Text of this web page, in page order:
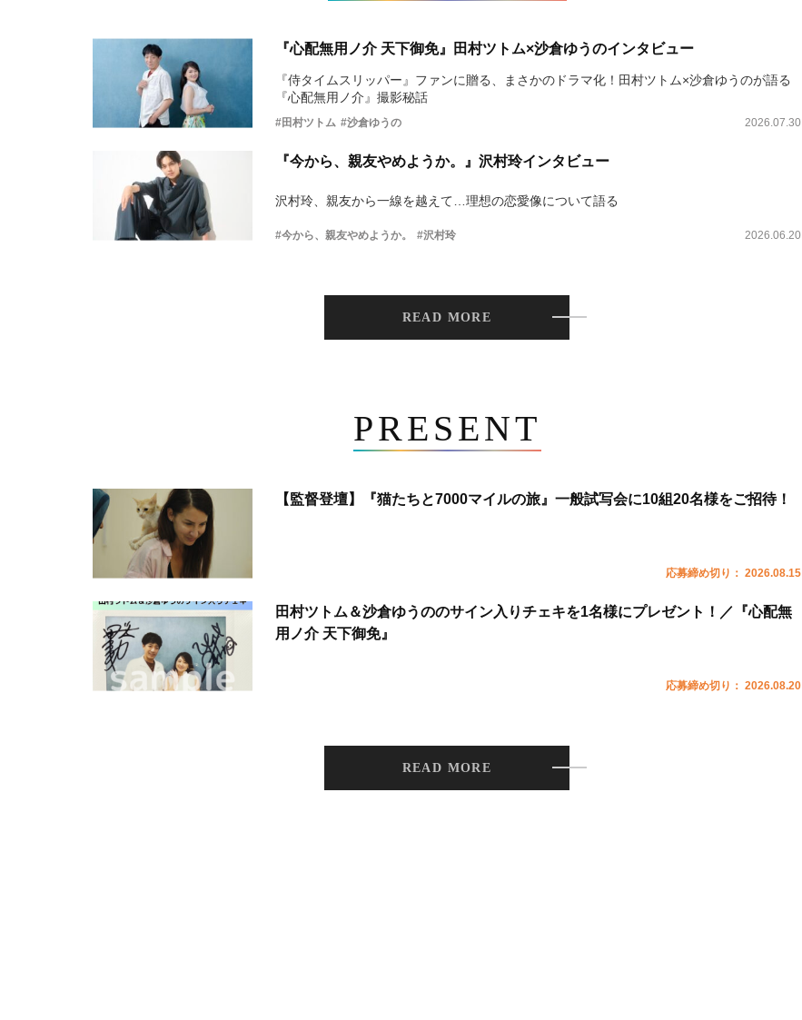
『心配無用ノ介 天下御免』田村ツトム×沙倉ゆうのインタビュー
『侍タイムスリッパー』ファンに贈る、まさかのドラマ化！田村ツトム×沙倉ゆうのが語る
『心配無用ノ介』撮影秘話
#田村ツトム #沙倉ゆうの 2026.07.30
『今から、親友やめようか。』沢村玲インタビュー
沢村玲、親友から一線を越えて…理想の恋愛像について語る
#今から、親友やめようか。 #沢村玲 2026.06.20
READ MORE
PRESENT
【監督登壇】『猫たちと7000マイルの旅』一般試写会に10組20名様をご招待！
応募締め切り： 2026.08.15
田村ツトム＆沙倉ゆうののサイン入りチェキを1名様にプレゼント！／『心配無
用ノ介 天下御免』
応募締め切り： 2026.08.20
READ MORE